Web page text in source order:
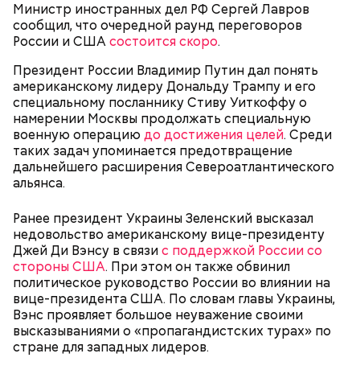
Министр иностранных дел РФ Сергей Лавров
сообщил, что очередной раунд переговоров
России и СШАсостоится скоро.
Президент России Владимир Путин дал понять
американскому лидеру Дональду Трампу и его
специальному посланнику Стиву Уиткоффу о
намерении Москвы продолжать специальную
военную операцию до достижения целей. Среди
таких задач упоминается предотвращение
дальнейшего расширения Североатлантического
альянса.
Ранее президент Украины Зеленский высказал
недовольство американскому вице-президенту
Джей Ди Вэнсу в связис поддержкой России со
стороны США. При этом он также обвинил
политическое руководство России во влиянии на
вице-президента США. По словам главы Украины,
Вэнс проявляет большое неуважение своими
высказываниями о «пропагандистских турах» по
стране для западных лидеров.
Как Цуркова призналась в работе на
спецслужбы
видеозапись с ее участием не показали на
иракском телеканале «Аль-Рабиа».